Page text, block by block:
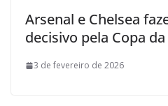
Arsenal e Chelsea
decisivo pela Copa
3 de fevereiro de 2026